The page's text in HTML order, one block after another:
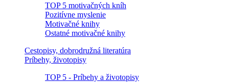
TOP 5 motivačných kníh
Pozitívne myslenie
Motivačné knihy
Ostatné motivačné knihy
Cestopisy, dobrodružná literatúra
Príbehy, životopisy
TOP 5 - Príbehy a životopisy